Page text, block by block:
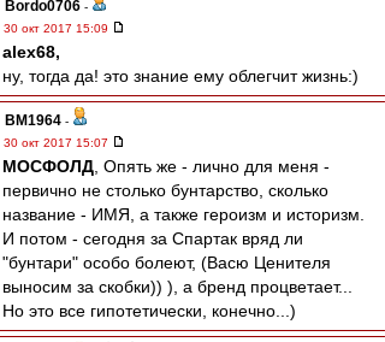
Bordo0706 -
30 окт 2017 15:09
alex68,
ну, тогда да! это знание ему облегчит жизнь:)
BM1964 -
30 окт 2017 15:07
МОСФОЛД , Опять же - лично для меня -
первично не столько бунтарство, сколько
название - ИМЯ, а также героизм и историзм.
И потом - сегодня за Спартак вряд ли
"бунтари" особо болеют, (Васю Ценителя
выносим за скобки)) ), а бренд процветает...
Но это все гипотетически, конечно...)